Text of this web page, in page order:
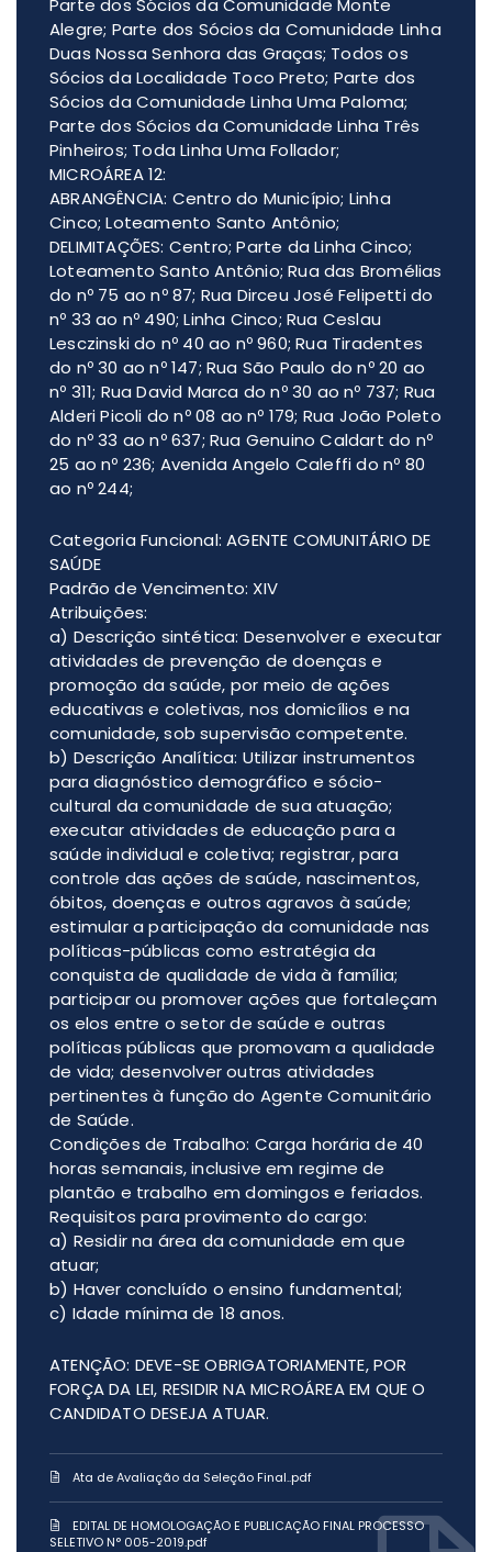
Parte dos Sócios da Comunidade Monte
Alegre; Parte dos Sócios da Comunidade Linha
Duas Nossa Senhora das Graças; Todos os
Sócios da Localidade Toco Preto; Parte dos
Sócios da Comunidade Linha Uma Paloma;
Parte dos Sócios da Comunidade Linha Três
Pinheiros; Toda Linha Uma Follador;
MICROÁREA 12:
ABRANGÊNCIA: Centro do Município; Linha
Cinco; Loteamento Santo Antônio;
DELIMITAÇÕES: Centro; Parte da Linha Cinco;
Loteamento Santo Antônio; Rua das Bromélias
do nº 75 ao nº 87; Rua Dirceu José Felipetti do
nº 33 ao nº 490; Linha Cinco; Rua Ceslau
Lesczinski do nº 40 ao nº 960; Rua Tiradentes
do nº 30 ao nº 147; Rua São Paulo do nº 20 ao
nº 311; Rua David Marca do nº 30 ao nº 737; Rua
Alderi Picoli do nº 08 ao nº 179; Rua João Poleto
do nº 33 ao nº 637; Rua Genuino Caldart do nº
25 ao nº 236; Avenida Angelo Caleffi do nº 80
ao nº 244;
Categoria Funcional: AGENTE COMUNITÁRIO DE
SAÚDE
Padrão de Vencimento: XIV
Atribuições:
a) Descrição sintética: Desenvolver e executar
atividades de prevenção de doenças e
promoção da saúde, por meio de ações
educativas e coletivas, nos domicílios e na
comunidade, sob supervisão competente.
b) Descrição Analítica: Utilizar instrumentos
para diagnóstico demográfico e sócio-
cultural da comunidade de sua atuação;
executar atividades de educação para a
saúde individual e coletiva; registrar, para
controle das ações de saúde, nascimentos,
óbitos, doenças e outros agravos à saúde;
estimular a participação da comunidade nas
políticas-públicas como estratégia da
conquista de qualidade de vida à família;
participar ou promover ações que fortaleçam
os elos entre o setor de saúde e outras
políticas públicas que promovam a qualidade
de vida; desenvolver outras atividades
pertinentes à função do Agente Comunitário
de Saúde.
Condições de Trabalho: Carga horária de 40
horas semanais, inclusive em regime de
plantão e trabalho em domingos e feriados.
Requisitos para provimento do cargo:
a) Residir na área da comunidade em que
atuar;
b) Haver concluído o ensino fundamental;
c) Idade mínima de 18 anos.
ATENÇÃO: DEVE-SE OBRIGATORIAMENTE, POR
FORÇA DA LEI, RESIDIR NA MICROÁREA EM QUE O
CANDIDATO DESEJA ATUAR.
Ata de Avaliação da Seleção Final..pdf
EDITAL DE HOMOLOGAÇÃO E PUBLICAÇÃO FINAL PROCESSO
SELETIVO N° 005-2019.pdf